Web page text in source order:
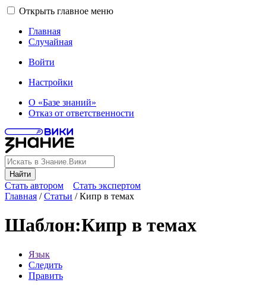
Открыть главное меню
Главная
Случайная
Войти
Настройки
О «Базе знаний»
Отказ от ответственности
Найти
Стать автором
Стать экспертом
Главная /Статьи /Кипр в темах
Шаблон:Кипр в темах
Язык
Следить
Править